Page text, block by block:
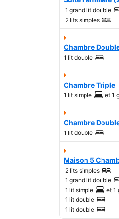
1 grand lit double
2 lits simples
Chambre
1 lit double
Chambre Triple
1 lit simple et 1
Chambre
1 lit double
Maison 5
2 lits simples
1 grand lit double
1 lit simple
et 1
1 lit double
1 lit double